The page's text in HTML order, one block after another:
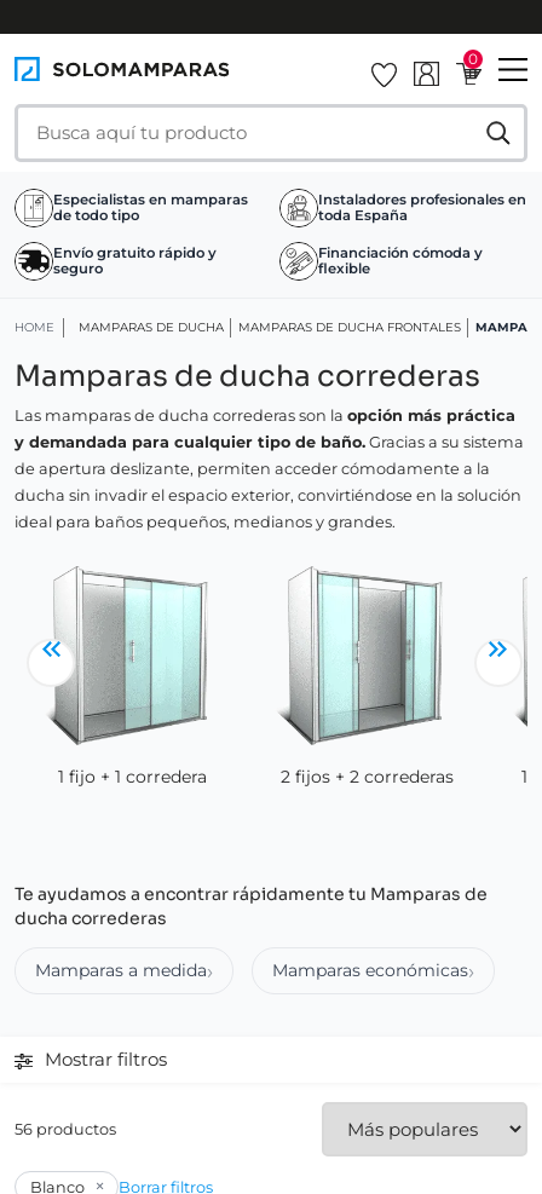
0
Especialistas en mamparas
de todo tipo
Instaladores profesionales en
toda España
Envío gratuito rápido y
seguro
Financiación cómoda y
flexible
HOME MAMPARAS DE DUCHA MAMPARAS DE DUCHA FRONTALES
Mamparas de ducha correderas
Las mamparas de ducha correderas son la opción más práctica
y demandada para cualquier tipo de baño. Gracias a su sistema
de apertura deslizante, permiten acceder cómodamente a la
ducha sin invadir el espacio exterior, convirtiéndose en la solución
ideal para baños pequeños, medianos y grandes.
1 fijo + 1 corredera 2 fijos + 2 correderas 1
Te ayudamos a encontrar rápidamente tu Mamparas de
ducha correderas
Mamparas a medida Mamparas económicas
Mostrar filtros
56 productos
Blanco × Borrar filtros